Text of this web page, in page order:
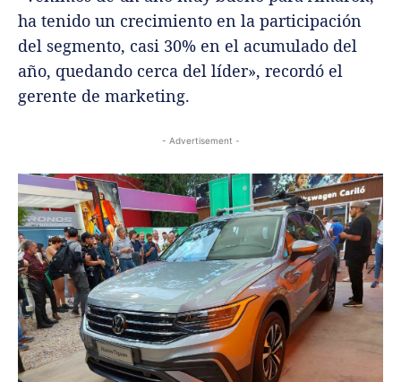
ha tenido un crecimiento en la participación
del segmento, casi 30% en el acumulado del
año, quedando cerca del líder», recordó el
gerente de marketing.
- Advertisement -